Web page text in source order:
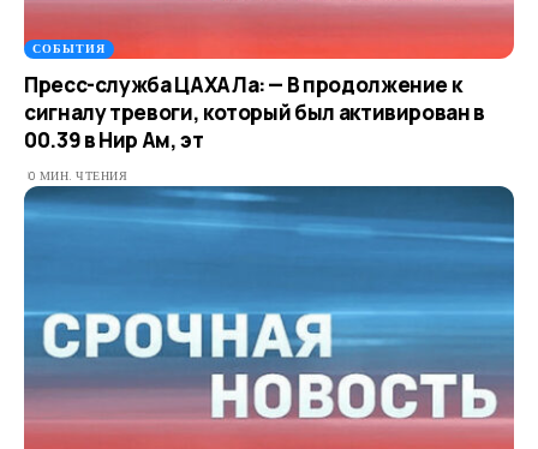
СОБЫТИЯ
Пресс-служба ЦАХАЛа: — В продолжение к
сигналу тревоги, который был активирован в
00.39 в Нир Ам, эт
0 МИН. ЧТЕНИЯ